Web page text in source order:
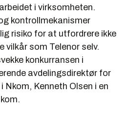
i virksomheten.
kontrollmekanismer
risiko for at utfordrere ikke
vilkår som Telenor selv.
konkurransen i
avdelingsdirektør for
Nkom, Kenneth Olsen i en